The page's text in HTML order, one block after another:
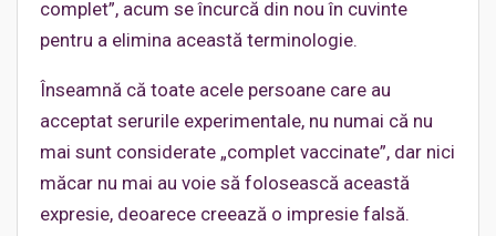
complet”, acum se încurcă din nou în cuvinte
pentru a elimina această terminologie.
Înseamnă că toate acele persoane care au
acceptat serurile experimentale, nu numai că nu
mai sunt considerate „complet vaccinate”, dar nici
măcar nu mai au voie să folosească această
expresie, deoarece creează o impresie falsă.